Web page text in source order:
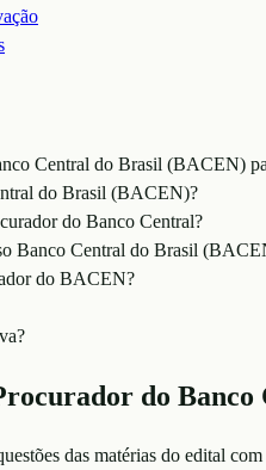
Central do Brasil (BACEN)
do Brasil (BACEN)?
do Banco Central?
Banco Central do Brasil
do BACEN?
do Banco
das matérias do edital